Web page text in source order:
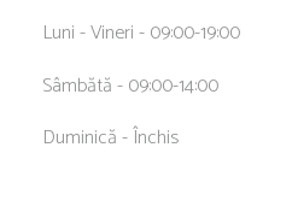
Luni - Vineri - 09:00-19:00
Sâmbătă - 09:00-14:00
Duminică - Închis